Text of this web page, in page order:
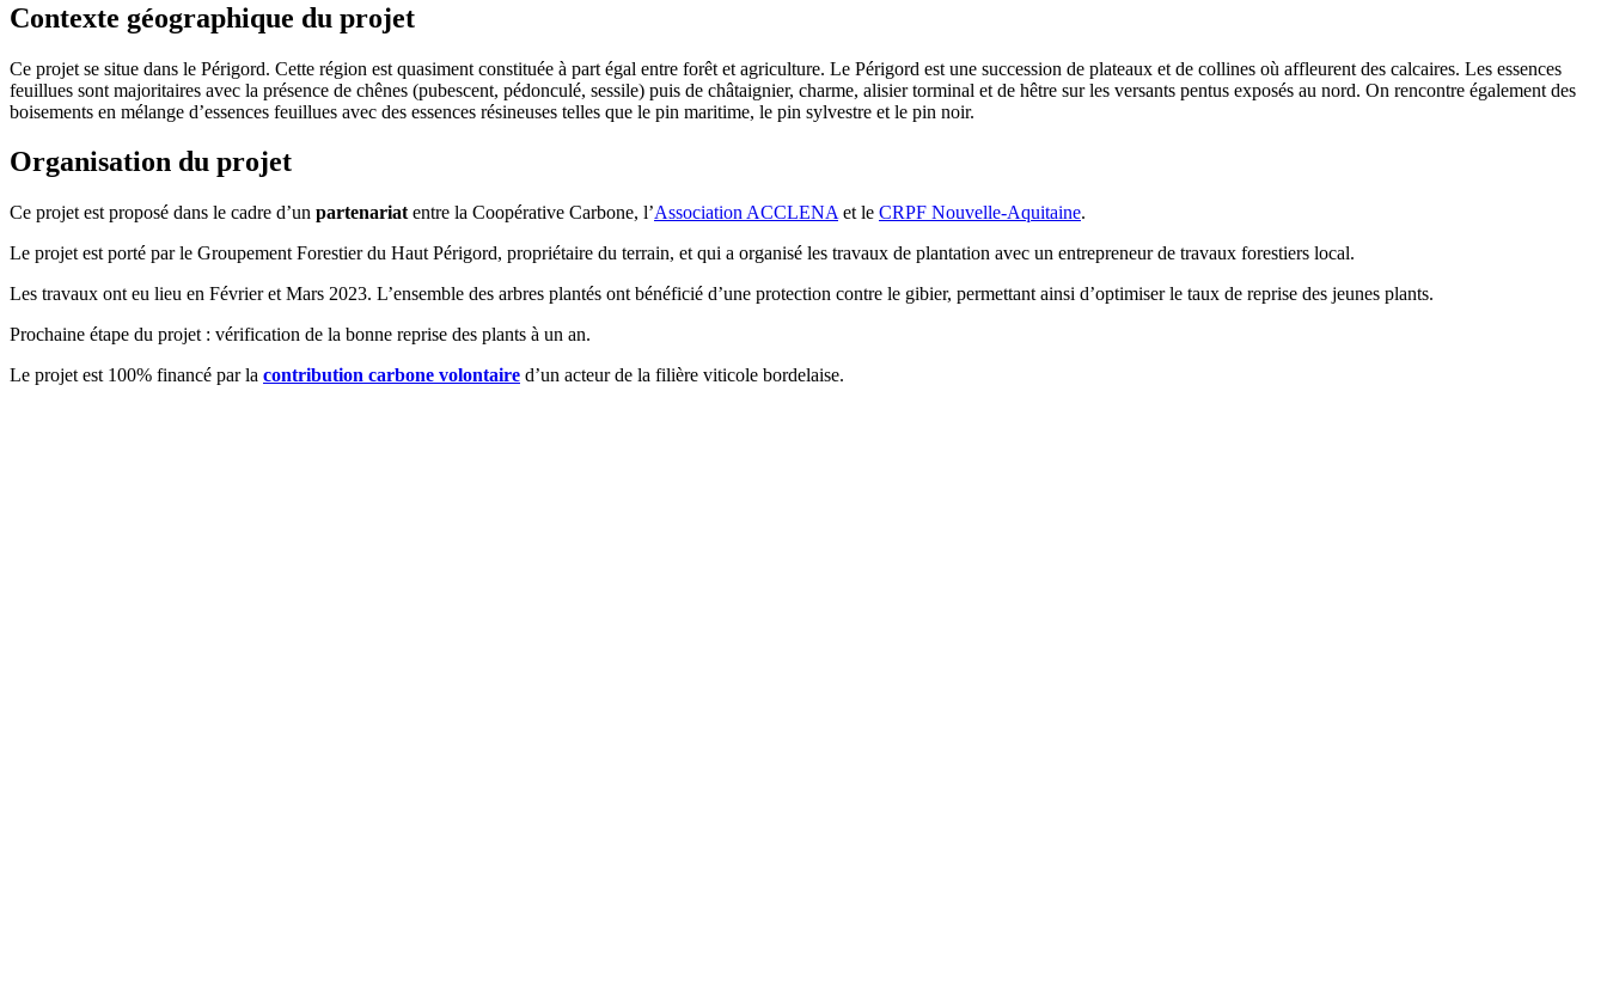
Contexte géographique du projet
Ce projet se situe dans le Périgord. Cette région est quasiment constituée à part égal entre forêt et agriculture. Le Périgord est une succession de plateaux et de collines où affleurent des calcaires. Les essences
feuillues sont majoritaires avec la présence de chênes (pubescent, pédonculé, sessile) puis de châtaignier, charme, alisier torminal et de hêtre sur les versants pentus exposés au nord. On rencontre également des
boisements en mélange d’essences feuillues avec des essences résineuses telles que le pin maritime, le pin sylvestre et le pin noir.
Organisation du projet
Ce projet est proposé dans le cadre d’un partenariat entre la Coopérative Carbone, l’Association ACCLENA et le CRPF Nouvelle-Aquitaine.
Le projet est porté par le Groupement Forestier du Haut Périgord, propriétaire du terrain, et qui a organisé les travaux de plantation avec un entrepreneur de travaux forestiers local.
Les travaux ont eu lieu en Février et Mars 2023. L’ensemble des arbres plantés ont bénéficié d’une protection contre le gibier, permettant ainsi d’optimiser le taux de reprise des jeunes plants.
Prochaine étape du projet : vérification de la bonne reprise des plants à un an.
Le projet est 100% financé par la contribution carbone volontaire d’un acteur de la filière viticole bordelaise.